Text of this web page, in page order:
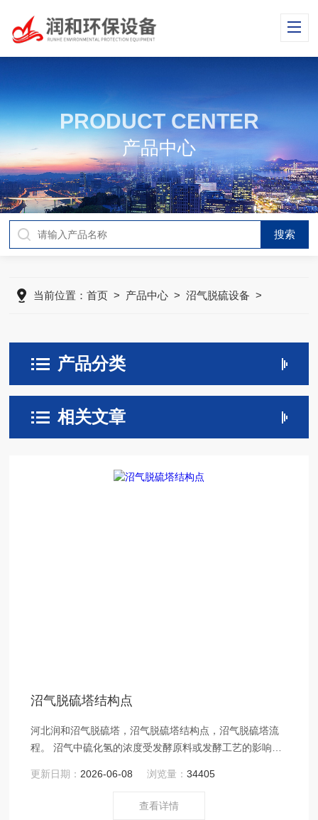
PRODUCT CENTER
产品中心
当前位置：首页 > 产品中心 >沼气脱硫设备 >
产品分类
相关文章
沼气脱硫塔结构点
河北润和沼气脱硫塔，沼气脱硫塔结构点，沼气脱硫塔流
程。 沼气中硫化氢的浓度受发酵原料或发酵工艺的影响，
14.5g/m?之间。其中以糖蜜废水及城粪发酵后沼气中的硫
更新日期： 2026-06-08 浏览量：34405
查看详情